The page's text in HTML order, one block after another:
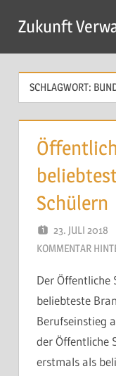
Inhalt
springen
Zukunft
SCHLAGWORT:
Schülern
23. JULI 2018
KOMMENTAR
Der Öffentliche
beliebteste
Berufseinstieg
der Öffentliche
erstmals als
Der Weg zur
Entscheidungen
erhalten.